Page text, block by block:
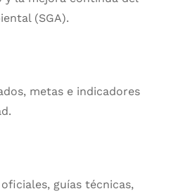
(SGA).
metas e indicadores
guías técnicas,